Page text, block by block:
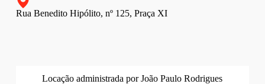
Rua Benedito Hipólito, nº 125, Praça XI
Locação administrada por João Paulo Rodrigues